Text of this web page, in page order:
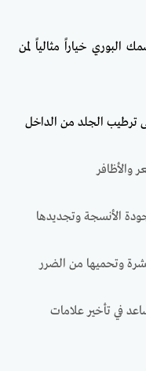
البوري خياراً مثالياً لمن
والأظافر
الأنسجة وتجديدها
وتحميها من الضرر
في تأخير علامات